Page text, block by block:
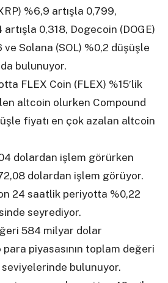
%6,9 artışla 0,799,
0,318, Dogecoin (DOGE)
Solana (SOL) %0,2 düşüşle
bulunuyor.
FLEX Coin (FLEX) %15′lik
altcoin olurken Compound
fiyatı en çok azalan altcoin
dolardan işlem görürken
dolardan işlem görüyor.
24 saatlik periyotta %0,22
seyrediyor.
584 milyar dolar
piyasasının toplam değeri
bulunuyor.